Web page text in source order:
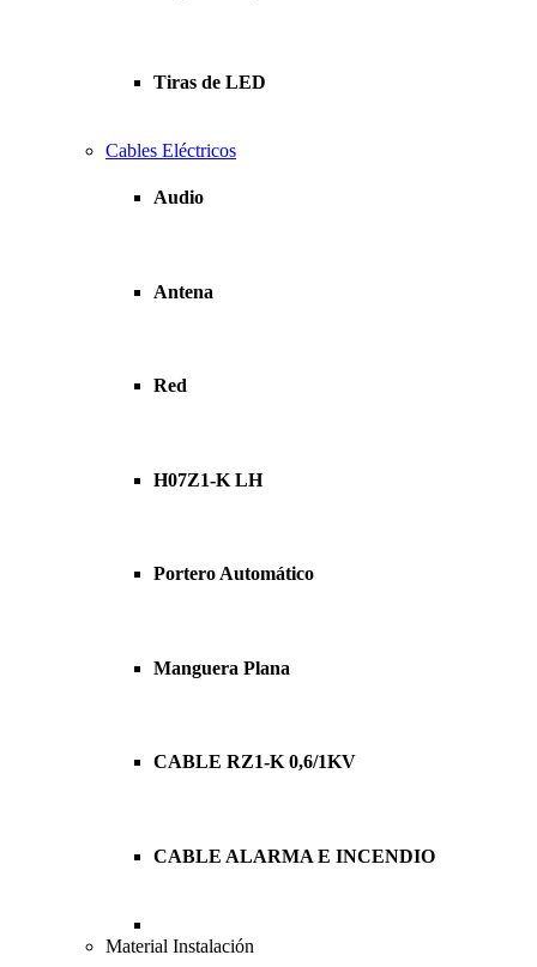
Tiras de LED
Cables Eléctricos
Audio
Antena
Red
H07Z1-K LH
Portero Automático
Manguera Plana
CABLE RZ1-K 0,6/1KV
CABLE ALARMA E INCENDIO
Material Instalación